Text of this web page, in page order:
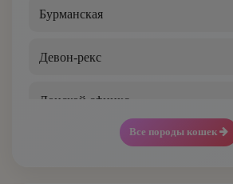
Бурманская
Девон-рекс
Донской сфинкс
Канадский сфинкс
Все породы кошек